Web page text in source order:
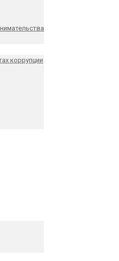
коррупции